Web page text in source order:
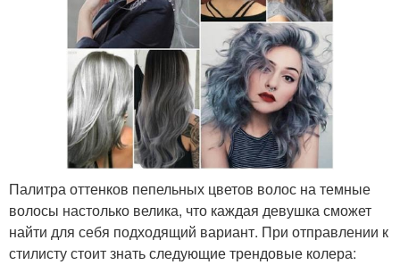
Палитра оттенков пепельных цветов волос на темные
волосы настолько велика, что каждая девушка сможет
найти для себя подходящий вариант. При отправлении к
стилисту стоит знать следующие трендовые колера: